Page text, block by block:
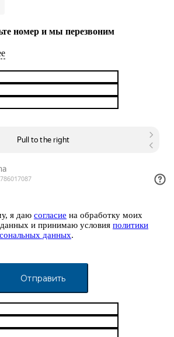
номер и мы перезвоним
я даю согласие на обработку моих
и принимаю условия политики
данных.